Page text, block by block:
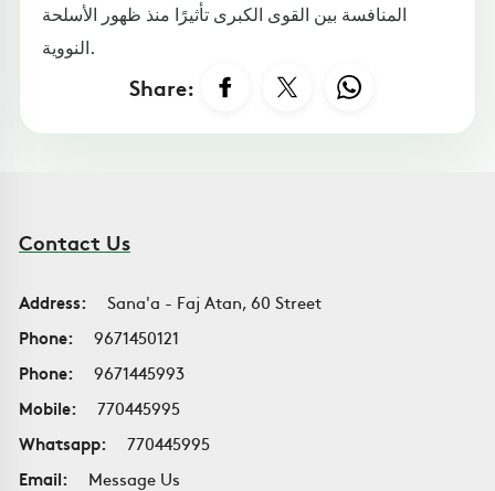
المنافسة بين القوى الكبرى تأثيرًا منذ ظهور الأسلحة
النووية.
Share:
Contact Us
Address:
Sana'a - Faj Atan, 60 Street
Phone:
9671450121
Phone:
9671445993
Mobile:
770445995
Whatsapp:
770445995
Email:
Message Us